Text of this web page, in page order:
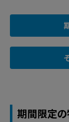
期間限定